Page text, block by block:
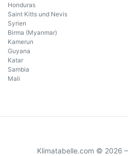
Honduras
Saint Kitts und Nevis
Syrien
Birma (Myanmar)
Kamerun
Guyana
Katar
Sambia
Mali
Klimatabelle.com © 2026 –